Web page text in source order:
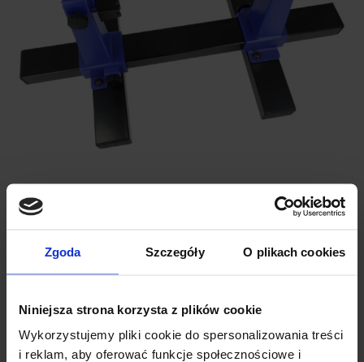
Zgoda Szczegóły O plikach cookies
Niniejsza strona korzysta z plików cookie
Wykorzystujemy pliki cookie do spersonalizowania treści
i reklam, aby oferować funkcje społecznościowe i
DANE TECHNICZNE:
Wymiary:300 x 165 x 125 mm
Waga:ok 450 g